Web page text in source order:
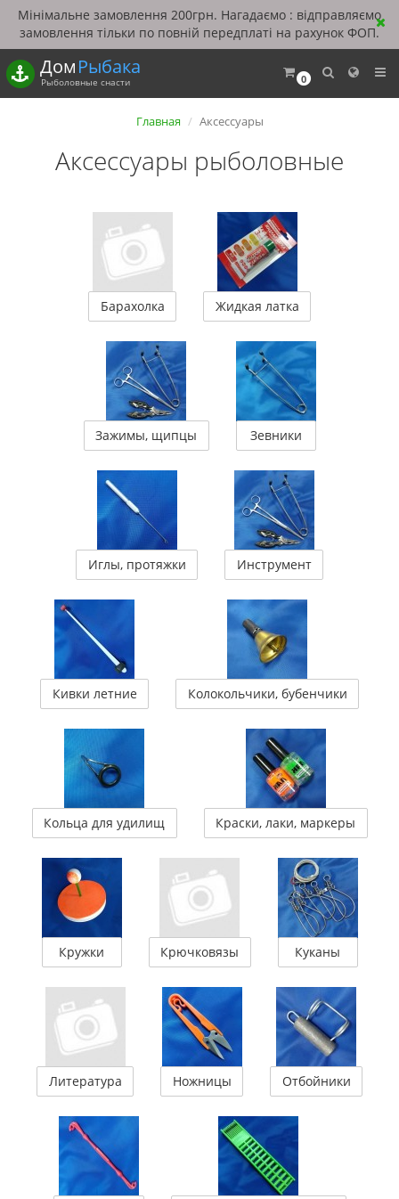
Мінімальне замовлення 200грн. Нагадаємо : відправляємо
замовлення тільки по повній передплаті на рахунок ФОП.
0
ДомРыбака
Рыболовные снасти
Главная Аксессуары
Аксессуары рыболовные
Барахолка Жидкая латка
Зажимы, щипцы Зевники
Иглы, протяжки Инструмент
Кивки летние Колокольчики, бубенчики
Кольца для удилищ Краски, лаки, маркеры
Кружки Крючковязы Куканы
Литература Ножницы Отбойники